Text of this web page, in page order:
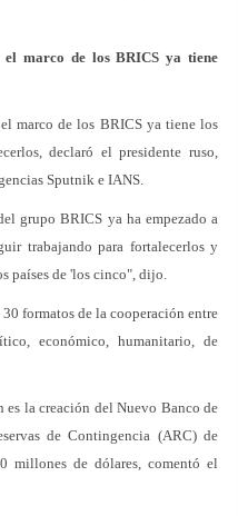
el marco de los BRICS ya tiene
marco de los BRICS ya tiene los
declaró el presidente ruso,
Sputnik e IANS.
grupo BRICS ya ha empezado a
trabajando para fortalecerlos y
países de 'los cinco", dijo.
formatos de la cooperación entre
económico, humanitario, de
la creación del Nuevo Banco de
de Contingencia (ARC) de
millones de dólares, comentó el